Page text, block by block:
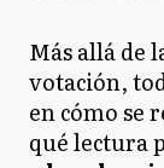
Más allá de
votación,
en cómo se
qué lectura